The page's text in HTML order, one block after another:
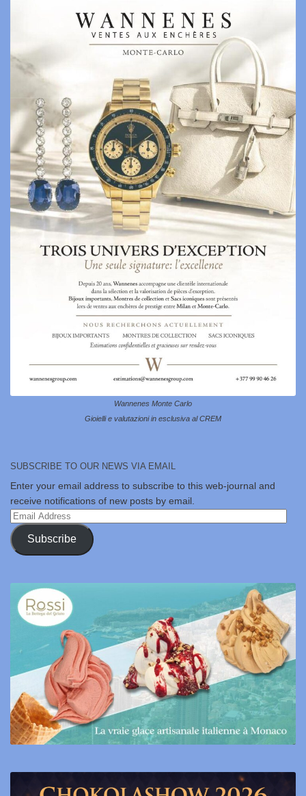
Wannenes Monte Carlo
Gioielli e valutazioni in esclusiva al CREM
SUBSCRIBE TO OUR NEWS VIA EMAIL
Enter your email address to subscribe to this web-journal and
receive notifications of new posts by email.
Email
Address
Subscribe